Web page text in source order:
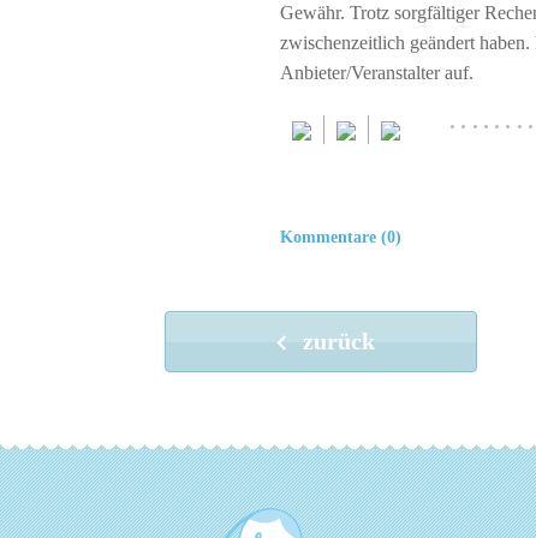
Gewähr. Trotz sorgfältiger
zwischenzeitlich geändert
Anbieter/Veranstalter auf.
Kommentare (0)
zurück